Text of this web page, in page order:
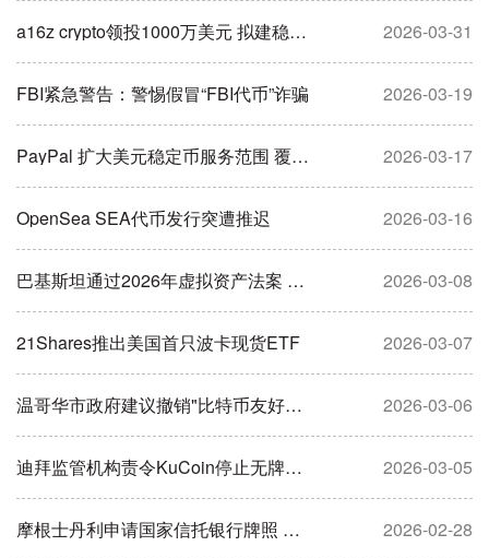
a16z crypto领投1000万美元 拟建稳定币“清算所”解决市场碎片化问题 2026-03-31
FBI紧急警告：警惕假冒“FBI代币”诈骗 2026-03-19
​PayPal 扩大美元稳定币服务范围 覆盖全球70个市场 2026-03-17
OpenSea SEA代币发行突遭推迟 2026-03-16
巴基斯坦通过2026年虚拟资产法案 监管机构永久化引入刑事处罚 2026-03-08
21Shares推出美国首只波卡现货ETF 2026-03-07
温哥华市政府建议撤销"比特币友好城市"动议 2026-03-06
迪拜监管机构责令KuCoin停止无牌经营 2026-03-05
摩根士丹利申请国家信托银行牌照 加速布局数字资产 2026-02-28